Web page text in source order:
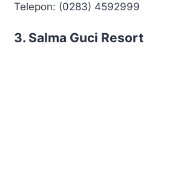
Telepon: (0283) 4592999
3. Salma Guci Resort